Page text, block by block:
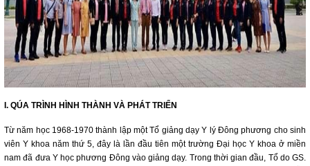
I. QÚA TRÌNH HÌNH THÀNH VÀ PHÁT TRIỂN
Từ năm học 1968-1970 thành lập một Tổ giảng dạy Y lý Đông phương cho sinh
viên Y khoa năm thứ 5, đây là lần đầu tiên một trường Đại học Y khoa ở miền
nam đã đưa Y học phương Đông vào giảng dạy. Trong thời gian đầu, Tổ do GS.